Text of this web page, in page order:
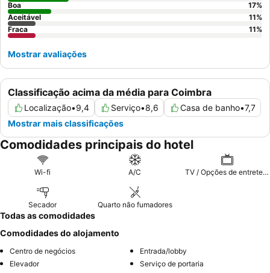
Classificação acima da média para Coimbra
Localização•9,4 Serviço•8,6 Casa de banho•7,7
Mostrar mais classificações
Boa
17%
Aceitável
11%
Fraca
11%
Mostrar avaliações
Comodidades principais do hotel
Wi-fi A/C TV / Opções de entretenimento
Secador Quarto não fumadores
Todas as comodidades
Comodidades do alojamento
Centro de negócios
Entrada/lobby
Elevador
Serviço de portaria